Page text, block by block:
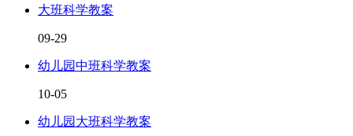
大班科学教案
09-29
幼儿园中班科学教案
10-05
幼儿园大班科学教案